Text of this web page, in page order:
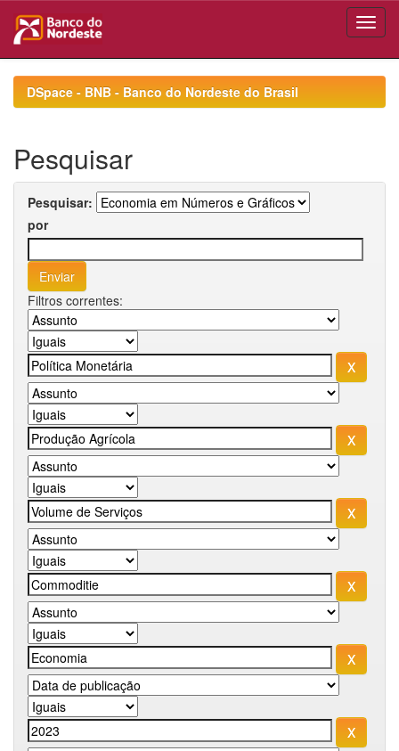
navigationDSpace - BNB - Banco do Nordeste do Brasil
Pesquisar
Pesquisar:
por
Filtros correntes: